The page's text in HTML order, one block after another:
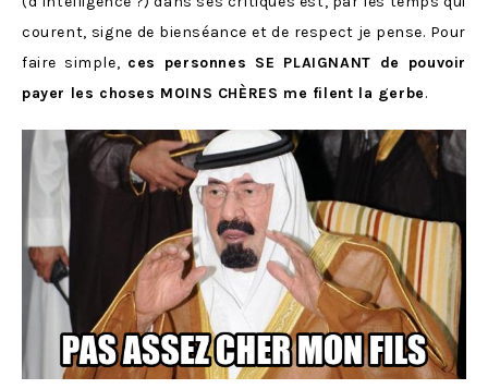
courent, signe de bienséance et de respect je pense. Pour
faire simple, ces personnes SE PLAIGNANT de pouvoir
payer les choses MOINS CHÈRES me filent la gerbe.